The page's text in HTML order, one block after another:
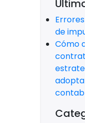
de
Cómo